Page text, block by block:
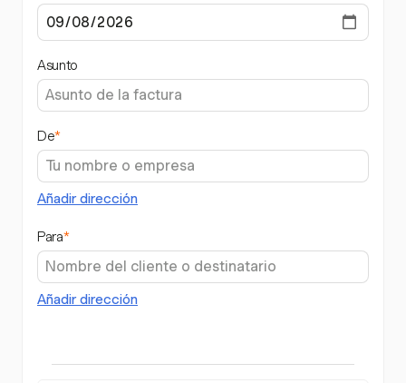
Asunto
De*
Añadir dirección
Para*
Añadir dirección